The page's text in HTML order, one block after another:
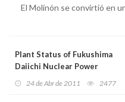
El Molinón se convirtió en
Plant Status of Fukushima
Daiichi Nuclear Power
24 de Abr de 2011 2477